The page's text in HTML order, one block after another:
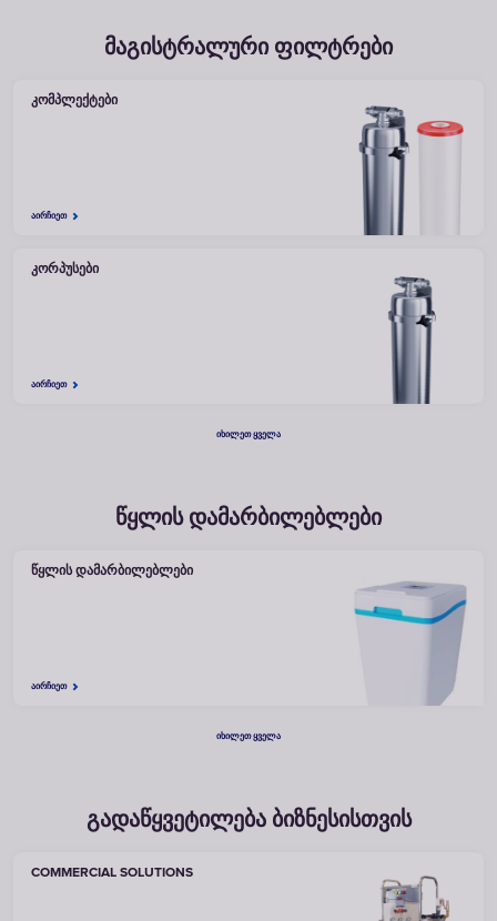
მაგისტრალური ფილტრები
ᲙᲝᲛᲞᲚᲔᲥᲢᲔᲑᲘ
ᲐᲘᲠᲩᲘᲔᲗ
ᲙᲝᲠᲞᲣᲡᲔᲑᲘ
ᲐᲘᲠᲩᲘᲔᲗ
ᲘᲮᲘᲚᲔᲗ ᲧᲕᲔᲚᲐ
წყლის დამარბილებლები
ᲬᲧᲚᲘᲡ ᲓᲐᲛᲐᲠᲑᲘᲚᲔᲑᲚᲔᲑᲘ
ᲐᲘᲠᲩᲘᲔᲗ
ᲘᲮᲘᲚᲔᲗ ᲧᲕᲔᲚᲐ
გადაწყვეტილება ბიზნესისთვის
COMMERCIAL SOLUTIONS